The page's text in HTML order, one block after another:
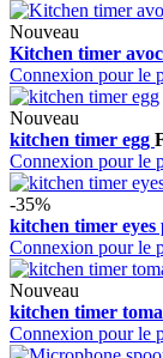
Nouveau
Kitchen timer
Connexion pour le
Nouveau
kitchen timer egg
Connexion pour le
-35%
kitchen timer eyes
Connexion pour le
Nouveau
kitchen timer
Connexion pour le